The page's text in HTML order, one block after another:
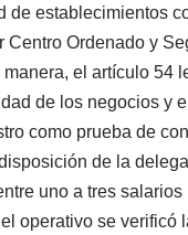
de establecimientos
Centro Ordenado y
manera, el artículo 54
de los negocios y
como prueba de
de la
uno a tres salarios
operativo se